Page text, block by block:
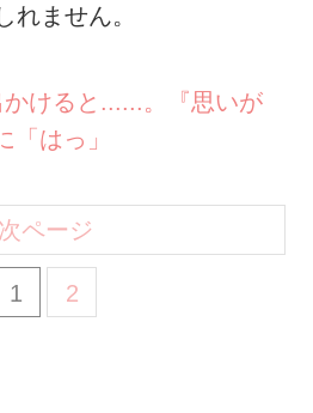
れません。
けると......。『思いが
「はっ」
1 2
次ページ